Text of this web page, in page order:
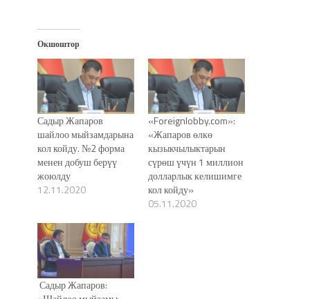
Окшоштор
Садыр Жапаров
шайлоо мыйзамдарына
кол койду. №2 форма
менен добуш берүү
жоюлду
12.11.2020
«Foreignlobby.com»:
«Жапаров өлкө
кызыкчылыктарын
сүрөш үчүн 1 миллион
долларлык келишимге
кол койду»
05.11.2020
Садыр Жапаров: